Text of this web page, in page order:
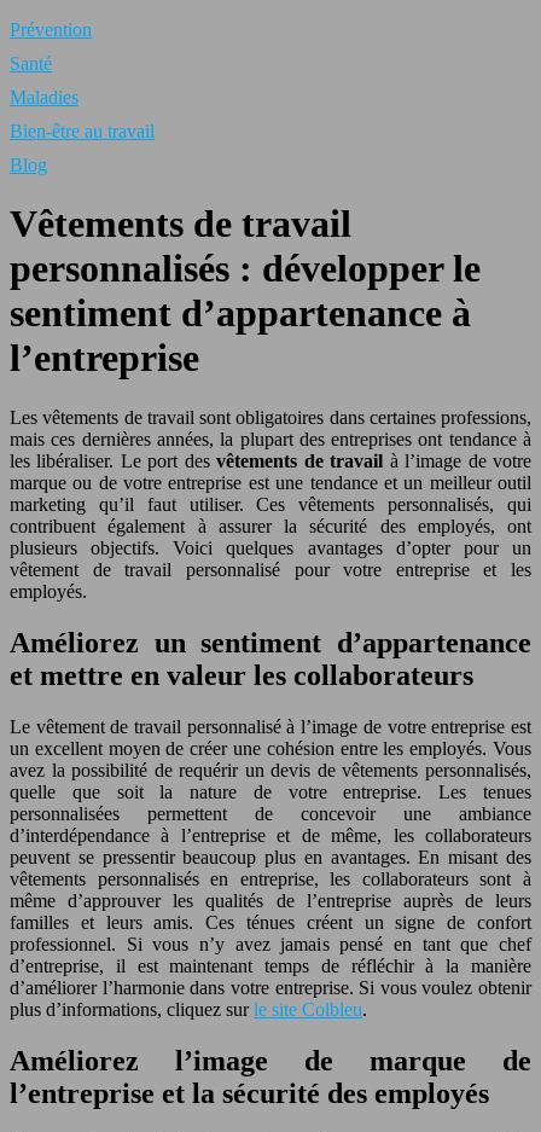
Prévention
Santé
Maladies
Bien-être au travail
Blog
Vêtements de travail
personnalisés : développer le
sentiment d’appartenance à
l’entreprise
Les vêtements de travail sont obligatoires dans certaines professions,
mais ces dernières années, la plupart des entreprises ont tendance à
les libéraliser. Le port desvêtements de travail à l’image de votre
marque ou de votre entreprise est une tendance et un meilleur outil
marketing qu’il faut utiliser. Ces vêtements personnalisés, qui
contribuent également à assurer la sécurité des employés, ont
plusieurs objectifs. Voici quelques avantages d’opter pour un
vêtement de travail personnalisé pour votre entreprise et les
employés.
Améliorez un sentiment d’appartenance
et mettre en valeur les collaborateurs
Le vêtement de travail personnalisé à l’image de votre entreprise est
un excellent moyen de créer une cohésion entre les employés. Vous
avez la possibilité de requérir un devis de vêtements personnalisés,
quelle que soit la nature de votre entreprise. Les tenues
personnalisées permettent de concevoir une ambiance
d’interdépendance à l’entreprise et de même, les collaborateurs
peuvent se pressentir beaucoup plus en avantages. En misant des
vêtements personnalisés en entreprise, les collaborateurs sont à
même d’approuver les qualités de l’entreprise auprès de leurs
familles et leurs amis. Ces ténues créent un signe de confort
professionnel. Si vous n’y avez jamais pensé en tant que chef
d’entreprise, il est maintenant temps de réfléchir à la manière
d’améliorer l’harmonie dans votre entreprise. Si vous voulez obtenir
plus d’informations, cliquez surle site Colbleu.
Améliorez l’image de marque de
l’entreprise et la sécurité des employés